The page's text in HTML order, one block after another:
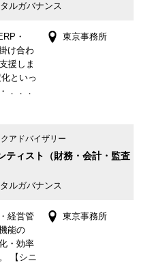
ルガバナンス
・
け合わ
援しま
といっ
．．．
東京事務所
ティスト（財務・会計・監査
ルガバナンス
アドバイザリー
経営管
能の
・効率
【シニ
東京事務所